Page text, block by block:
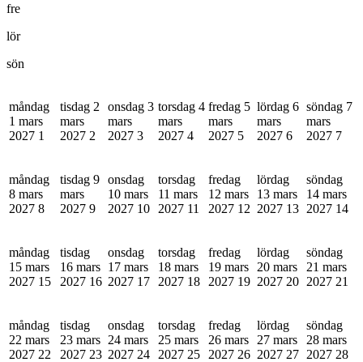
fre
lör
sön
måndag
1 mars
2027 1
tisdag 2
mars
2027 2
onsdag 3
mars
2027 3
torsdag 4
mars
2027 4
fredag 5
mars
2027 5
lördag 6
mars
2027 6
söndag 7
mars
2027 7
måndag
8 mars
2027 8
tisdag 9
mars
2027 9
onsdag
10 mars
2027 10
torsdag
11 mars
2027 11
fredag
12 mars
2027 12
lördag
13 mars
2027 13
söndag
14 mars
2027 14
måndag
15 mars
2027 15
tisdag
16 mars
2027 16
onsdag
17 mars
2027 17
torsdag
18 mars
2027 18
fredag
19 mars
2027 19
lördag
20 mars
2027 20
söndag
21 mars
2027 21
måndag
22 mars
2027 22
tisdag
23 mars
2027 23
onsdag
24 mars
2027 24
torsdag
25 mars
2027 25
fredag
26 mars
2027 26
lördag
27 mars
2027 27
söndag
28 mars
2027 28